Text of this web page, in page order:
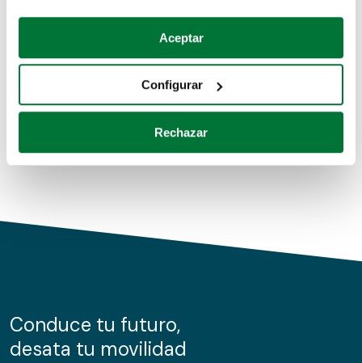
Si lo permite, también quisiéramos:
Recopilar información sobre su ubicación geográfica
Identificar su dispositivo analizándolo activamente
para buscar características específicas (huellas
Obtenga más información sobre cómo se procesan sus
de cookies.
información sobre el uso que haga del sitio web con
nuestros partners de redes sociales, publicidad y análisis
Aceptar
Configurar
Rechazar
Coches de segunda mano
Coches de km0
Conduce tu futuro,
desata tu movilidad